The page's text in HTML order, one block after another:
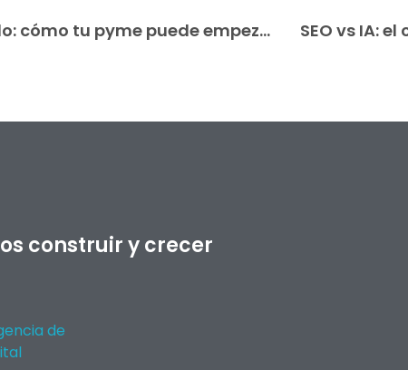
Argentina se abre al mundo: cómo tu pyme puede empezar a exportar sin trabas
construir y crecer